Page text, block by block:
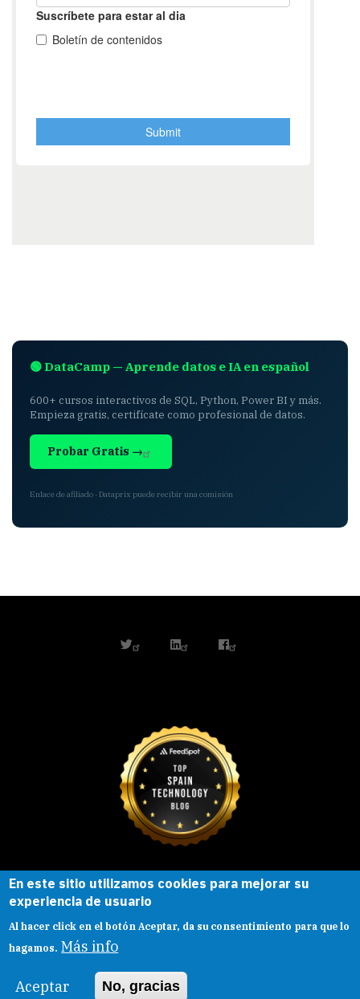
🟢 DataCamp — Aprende datos e IA en español
600+ cursos interactivos de SQL, Python, Power BI y más.
Empieza gratis, certifícate como profesional de datos.
Probar Gratis →
Enlace de afiliado · Dataprix puede recibir una comisión
twitterlinkedinfacebook
Esta obra está bajo una
Creative Commons
Reconocimiento-
CompartirIgual |
En este sitio utilizamos cookies para mejorar su
experiencia de usuario
Al hacer click en el botón Aceptar, da su consentimiento para que lo
hagamos. Más info
Aceptar No, gracias